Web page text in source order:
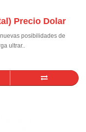
Precio Dolar
posibilidades de
ultrar..